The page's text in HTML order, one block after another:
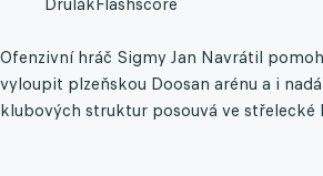
Ofenzivní hráč Sigmy Jan Navrátil
vyloupit plzeňskou Doosan arénu a i
klubových struktur posouvá ve střelecké